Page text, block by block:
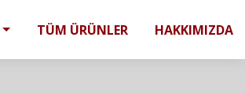
TÜM ÜRÜNLER HAKKIMIZDA